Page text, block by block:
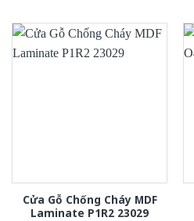
Cửa Gỗ Chống Cháy MDF
Laminate P1R2 23029